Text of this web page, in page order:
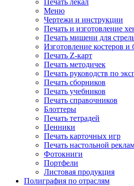
Печать лекал
Меню
Чертежи и инструкции
Печать и изготовление
Печать мишени для
Изготовление костеров и
Печать Z-карт
Печать методичек
Печать руководств по
Печать сборников
Печать учебников
Печать справочников
Блоттеры
Печать тетрадей
Ценники
Печать карточных игр
Печать настольной
Фотокниги
Портфели
Листовая продукция
Полиграфия по отраслям